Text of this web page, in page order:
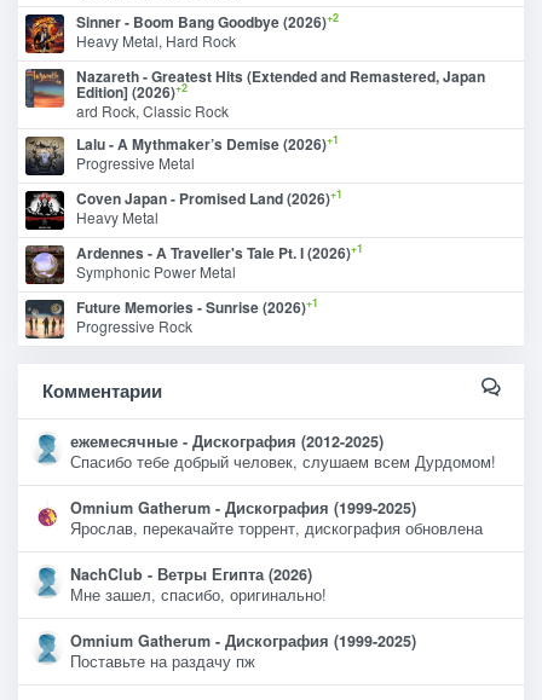
Sinner - Boom Bang Goodbye (2026)+2
Heavy Metal, Hard Rock
Nazareth - Greatest Hits (Extended and Remastered, Japan
Edition] (2026)+2
ard Rock, Classic Rock
Lalu - A Mythmaker’s Demise (2026)+1
Progressive Metal
Coven Japan - Promised Land (2026)+1
Heavy Metal
Ardennes - A Traveller's Tale Pt. I (2026)+1
Symphonic Power Metal
Future Memories - Sunrise (2026)+1
Progressive Rock
Комментарии
ежемесячные - Дискография (2012-2025)
Спасибо тебе добрый человек, слушаем всем Дурдомом!
Omnium Gatherum - Дискография (1999-2025)
Ярослав, перекачайте торрент, дискография обновлена
NachClub - Ветры Египта (2026)
Мне зашел, спасибо, оригинально!
Omnium Gatherum - Дискография (1999-2025)
Поставьте на раздачу пж